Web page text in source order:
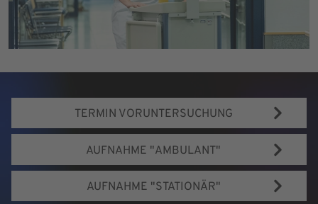
TERMIN VORUNTERSUCHUNG
AUFNAHME "AMBULANT"
AUFNAHME "STATIONÄR"